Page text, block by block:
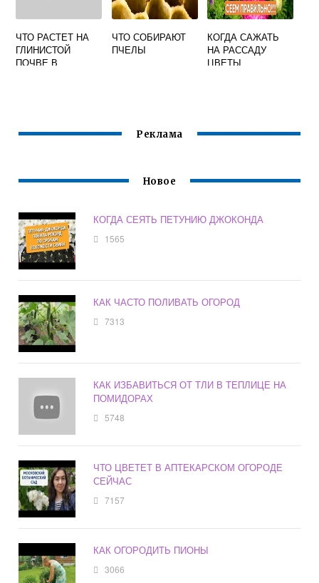
ЧТО РАСТЕТ НА
ГЛИНИСТОЙ
ПОЧВЕ В
ЧТО СОБИРАЮТ
ПЧЕЛЫ
КОГДА САЖАТЬ
НА РАССАДУ
ЦВЕТЫ
Реклама
Новое
КОГДА СЕЯТЬ ПЕТУНИЮ ДЖОКОНДА
1565
КАК ЧАСТО ПОЛИВАТЬ ОГОРОД
7313
КАК ИЗБАВИТЬСЯ ОТ ТЛИ В ТЕПЛИЦЕ НА
ПОМИДОРАХ
5748
ЧТО ЦВЕТЕТ В АПТЕКАРСКОМ ОГОРОДЕ
СЕЙЧАС
7157
КАК ОГОРОДИТЬ ПИОНЫ
3066